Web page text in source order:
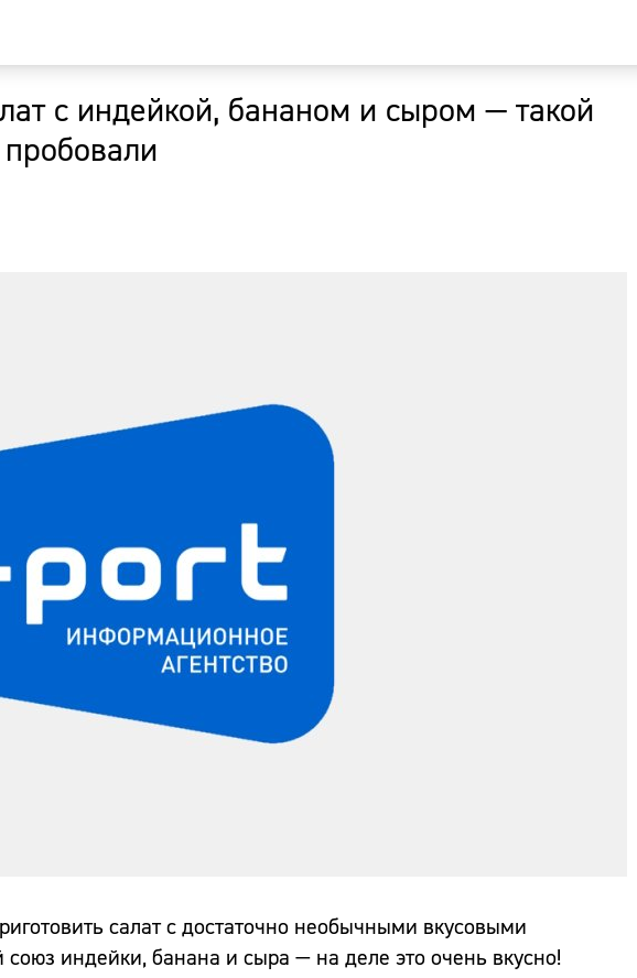
с индейкой, бананом и сыром — такой
салат с достаточно необычными вкусовыми
союз индейки, банана и сыра — на деле это очень вкусно!
Курсы валют